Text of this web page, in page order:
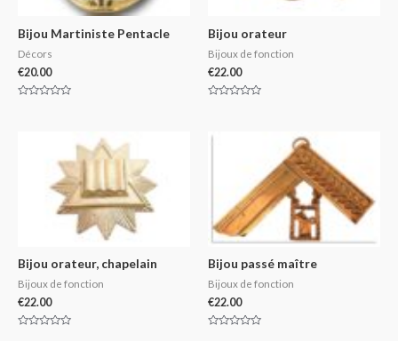
Bijou Martiniste Pentacle
Décors
€20.00
Bijou orateur
Bijoux de fonction
€22.00
of
Bijou orateur, chapelain
Bijoux de fonction
€22.00
Bijou passé maître
Bijoux de fonction
€22.00